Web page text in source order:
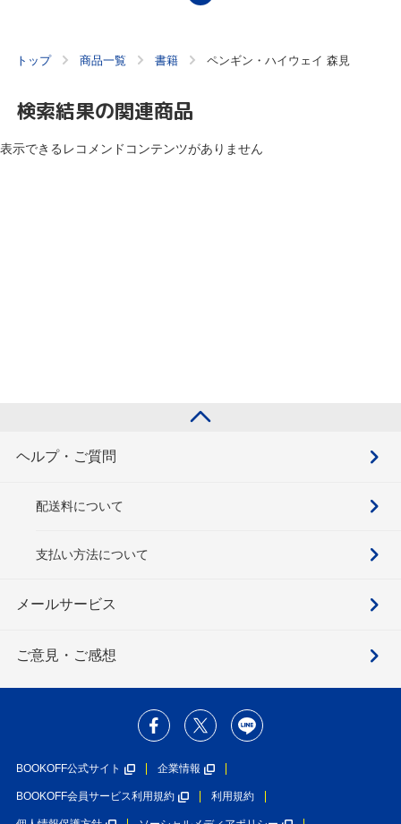
トップ 商品一覧 書籍 ペンギン・ハイウェイ 森見
検索結果の関連商品
表示できるレコメンドコンテンツがありません
ヘルプ・ご質問
配送料について
支払い方法について
メールサービス
ご意見・ご感想
BOOKOFF公式サイト 企業情報
BOOKOFF会員サービス利用規約 利用規約